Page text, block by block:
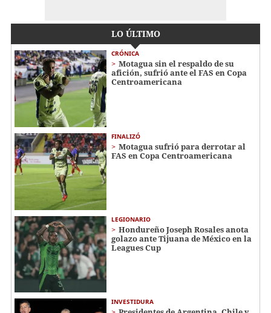
LO ÚLTIMO
CRÓNICA
Motagua sin el respaldo de su
afición, sufrió ante el FAS en Copa
Centroamericana
FINALIZÓ
Motagua sufrió para derrotar al
FAS en Copa Centroamericana
LEGIONARIO
Hondureño Joseph Rosales anota
golazo ante Tijuana de México en la
Leagues Cup
INVESTIDURA